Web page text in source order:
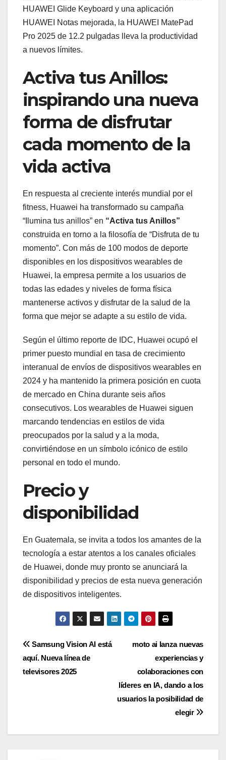
HUAWEI Glide Keyboard y una aplicación
HUAWEI Notas mejorada, la HUAWEI MatePad
Pro 2025 de 12.2 pulgadas lleva la productividad
a nuevos límites.
Activa tus Anillos:
inspirando una nueva
forma de disfrutar
cada momento de la
vida activa
En respuesta al creciente interés mundial por el
fitness, Huawei ha transformado su campaña
“Ilumina tus anillos” en “Activa tus Anillos”
construida en torno a la filosofía de “Disfruta de tu
momento”. Con más de 100 modos de deporte
disponibles en los dispositivos wearables de
Huawei, la empresa permite a los usuarios de
todas las edades y niveles de forma física
mantenerse activos y disfrutar de la salud de la
forma que mejor se adapte a su estilo de vida.
Según el último reporte de IDC, Huawei ocupó el
primer puesto mundial en tasa de crecimiento
interanual de envíos de dispositivos wearables en
2024 y ha mantenido la primera posición en cuota
de mercado en China durante seis años
consecutivos. Los wearables de Huawei siguen
marcando tendencias en estilos de vida
preocupados por la salud y a la moda,
convirtiéndose en un símbolo icónico de estilo
personal en todo el mundo.
Precio y
disponibilidad
En Guatemala, se invita a todos los amantes de la
tecnología a estar atentos a los canales oficiales
de Huawei, donde muy pronto se anunciará la
disponibilidad y precios de esta nueva generación
de dispositivos inteligentes.
Navegación
de
moto ai lanza nuevas
experiencias y
colaboraciones con
líderes en IA, dando a los
usuarios la posibilidad de
elegir
Samsung Vision AI está
aquí. Nueva línea de
televisores 2025